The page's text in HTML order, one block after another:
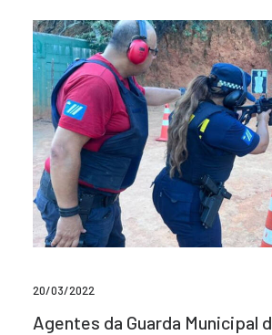
20/03/2022
Agentes da Guarda Municipal